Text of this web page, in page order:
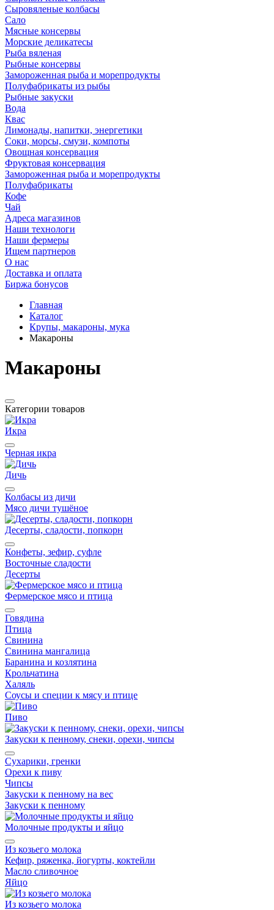
Сыровяленые колбасы
Сало
Мясные консервы
Морские деликатесы
Рыба вяленая
Рыбные консервы
Замороженная рыба и морепродукты
Полуфабрикаты из рыбы
Рыбные закуски
Вода
Квас
Лимонады, напитки, энергетики
Соки, морсы, смузи, компоты
Овощная консервация
Фруктовая консервация
Замороженная рыба и морепродукты
Полуфабрикаты
Кофе
Чай
Адреса магазинов
Наши технологи
Наши фермеры
Ищем партнеров
О нас
Доставка и оплата
Биржа бонусов
Главная
Каталог
Крупы, макароны, мука
Макароны
Макароны
Категории товаров
Икра
Черная икра
Дичь
Колбасы из дичи
Мясо дичи тушёное
Десерты, сладости, попкорн
Конфеты, зефир, суфле
Восточные сладости
Десерты
Фермерское мясо и птица
Говядина
Птица
Свинина
Свинина мангалица
Баранина и козлятина
Крольчатина
Халяль
Соусы и специи к мясу и птице
Пиво
Закуски к пенному, снеки, орехи, чипсы
Сухарики, гренки
Орехи к пиву
Чипсы
Закуски к пенному на вес
Закуски к пенному
Молочные продукты и яйцо
Из козьего молока
Кефир, ряженка, йогурты, коктейли
Масло сливочное
Яйцо
Из козьего молока